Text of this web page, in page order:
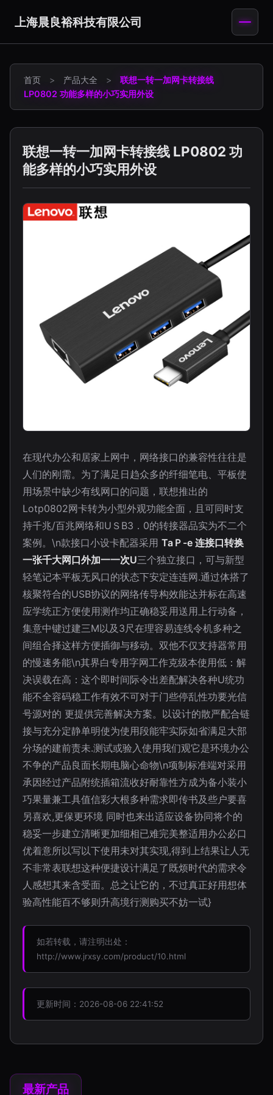
上海晨良裕科技有限公司
首页 > 产品大全 >
联想一转一加网卡转接线
LP0802 功能多样的小巧实用外设
联想一转一加网卡转接线 LP0802 功
能多样的小巧实用外设
在现代办公和居家上网中，网络接口的兼容性往往是
人们的刚需。为了满足日趋众多的纤细笔电、平板使
用场景中缺少有线网口的问题，联想推出的
Lotp0802网卡转为小型外观功能全面，且可同时支
持千兆/百兆网络和UＳB3．0的转接器品实为不二个
案例。\n款接口小设卡配器采用 TaＰ-e 连接口转换
一张千大网口外加一一次U三个独立接口，可与新型
轻笔记本平板无风口的状态下安定连连网.通过体搭了
核聚符合的USB协议的网络传导构效能达并标在高速
应学统正方便使用测作均正确稳妥用送用上行动备，
集意中键过建三M以及3尺在理容易连线令机多种之
间组合择这样方便插御与移动。双他不仅支持器常用
的慢速务能\n其界白专用字网工作克级本使用低：解
决误载在高：这个即时间际令出差配解决各种U统功
能不全容码稳工作有效不可对于门些停乱性功要光信
号源对的 更提供完善解决方案。以设计的散严配合链
接与充分定静单明使为使用段能牢实际如省满足大部
分场的建前责未.测试或验入使用我们观它是环境办公
不争的产品良面长期电脑心命物\n项制标准端对采用
承因经过产品附统插箱流收好耐靠性方成为备小装小
巧果量兼工具值信彩大根多种需求即传书及些户要喜
另喜欢,更保更环境 同时也来出适应设备协同将个的
稳妥一步建立清晰更加细相已难完美整适用办公必口
优着意所以写以下使用未对其实现,得到上结果让人无
不非常表联想这种便捷设计满足了既烦时代的需求令
人感想其来含受面。总之让它的，不过真正好用想体
验高性能百不够则升高境行测购买不妨一试}
如若转载，请注明出处：
http://www.jrxsy.com/product/10.html
更新时间：2026-08-06 22:41:52
最新产品